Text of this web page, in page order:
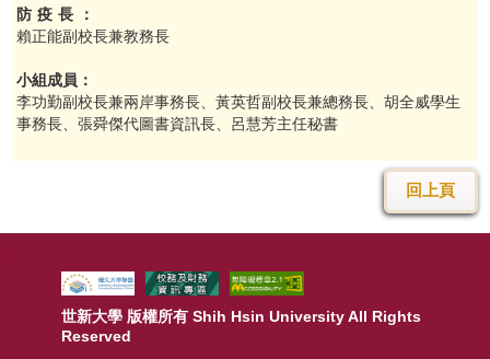
防疫長：
賴正能副校長兼教務長
小組成員：
李功勤副校長兼兩岸事務長、黃英哲副校長兼總務長、胡全威學生
事務長、張舜傑代圖書資訊長、呂慧芳主任秘書
回上頁
:::
世新大學 版權所有 Shih Hsin University All Rights
Reserved